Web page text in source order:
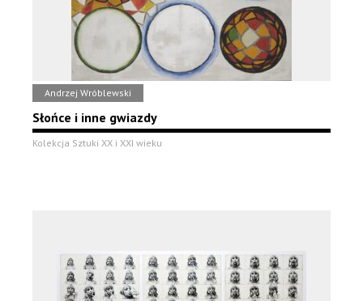
Andrzej Wróblewski
Słońce i inne gwiazdy
Kolekcja Sztuki XX i XXI wieku